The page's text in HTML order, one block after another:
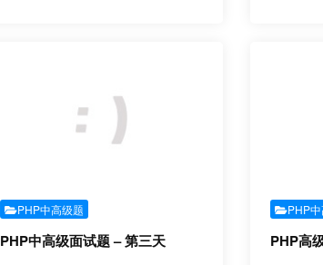
PHP中高级题
PHP中高级面试题 – 第三天
PHP
PHP高